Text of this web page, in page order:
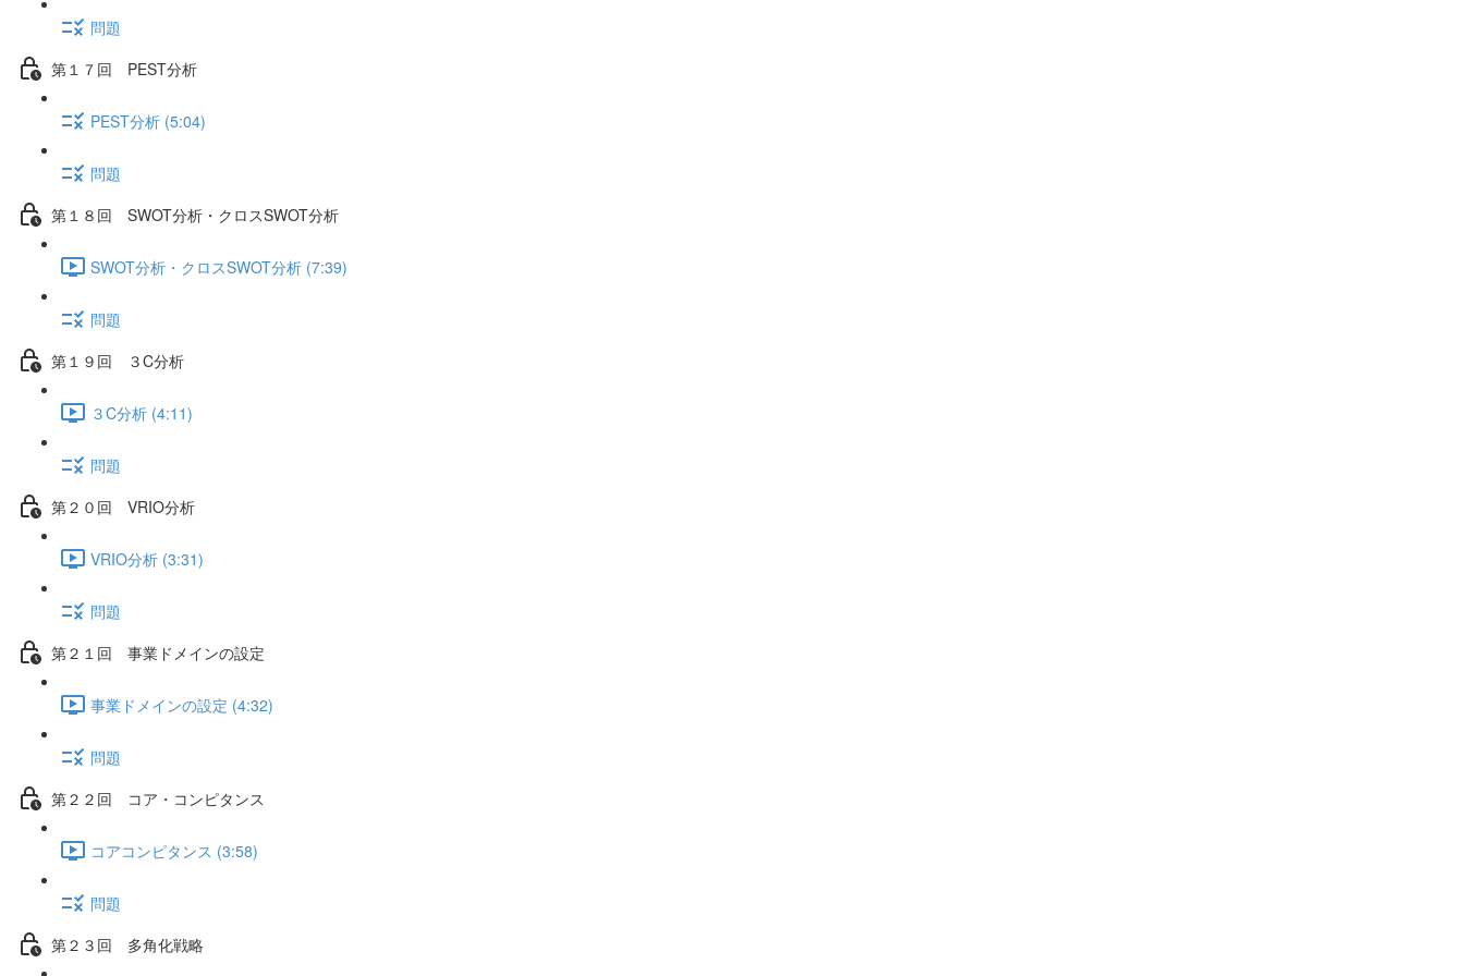
問題
第１７回 PEST分析
PEST分析 (5:04)
問題
第１８回 SWOT分析・クロスSWOT分析
SWOT分析・クロスSWOT分析 (7:39)
問題
第１９回 ３C分析
３C分析 (4:11)
問題
第２０回 VRIO分析
VRIO分析 (3:31)
問題
第２１回 事業ドメインの設定
事業ドメインの設定 (4:32)
問題
第２２回 コア・コンピタンス
コアコンピタンス (3:58)
問題
第２３回 多角化戦略